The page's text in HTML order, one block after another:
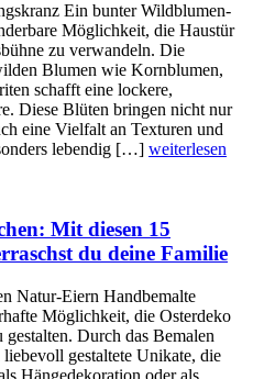
Ein bunter Wildblumen-
Möglichkeit, die Haustür
zu verwandeln. Die
Blumen wie Kornblumen,
schafft eine lockere,
Diese Blüten bringen nicht nur
eine Vielfalt an Texturen und
lebendig […] weiterlesen
Mit diesen 15
du deine Familie
Natur-Eiern Handbemalte
Möglichkeit, die Osterdeko
Durch das Bemalen
gestaltete Unikate, die
Hängedekoration oder als